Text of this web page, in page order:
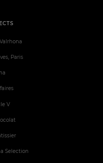
Paris
V
Selection